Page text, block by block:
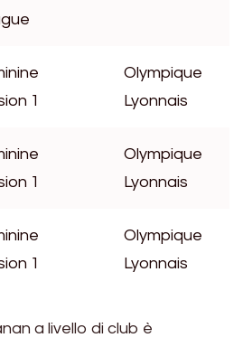
1
Olympique
Lyonnais
1
Olympique
Lyonnais
1
Olympique
Lyonnais
a livello di club è